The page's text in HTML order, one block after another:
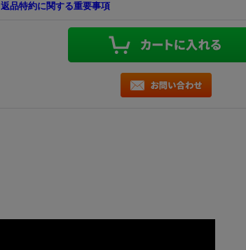
返品特約に関する重要事項